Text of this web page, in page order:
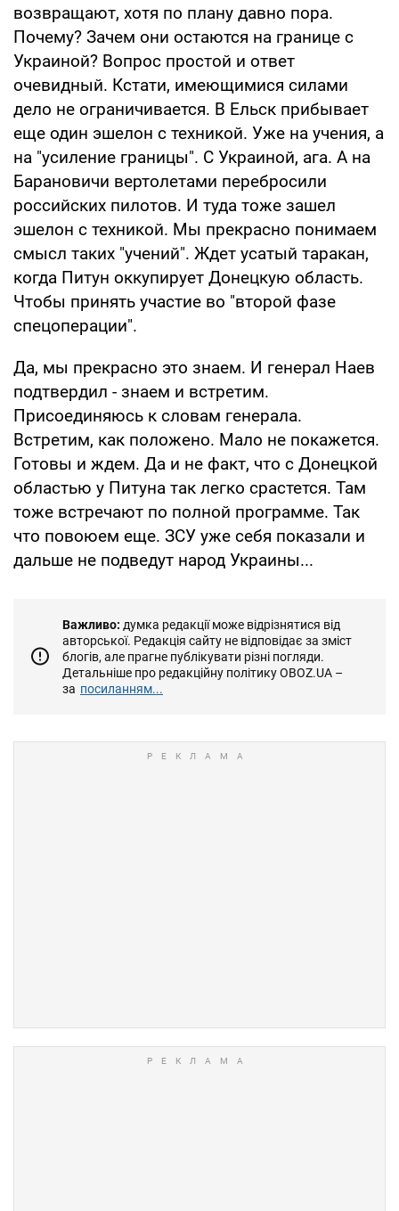
возвращают, хотя по плану давно пора.
Почему? Зачем они остаются на границе с
Украиной? Вопрос простой и ответ
очевидный. Кстати, имеющимися силами
дело не ограничивается. В Ельск прибывает
еще один эшелон с техникой. Уже на учения, а
на "усиление границы". С Украиной, ага. А на
Барановичи вертолетами перебросили
российских пилотов. И туда тоже зашел
эшелон с техникой. Мы прекрасно понимаем
смысл таких "учений". Ждет усатый таракан,
когда Питун оккупирует Донецкую область.
Чтобы принять участие во "второй фазе
спецоперации".
Да, мы прекрасно это знаем. И генерал Наев
подтвердил - знаем и встретим.
Присоединяюсь к словам генерала.
Встретим, как положено. Мало не покажется.
Готовы и ждем. Да и не факт, что с Донецкой
областью у Питуна так легко срастется. Там
тоже встречают по полной программе. Так
что повоюем еще. ЗСУ уже себя показали и
дальше не подведут народ Украины...
Важливо: думка редакції може відрізнятися від
авторської. Редакція сайту не відповідає за зміст
блогів, але прагне публікувати різні погляди.
Детальніше про редакційну політику OBOZ.UA –
за посиланням...